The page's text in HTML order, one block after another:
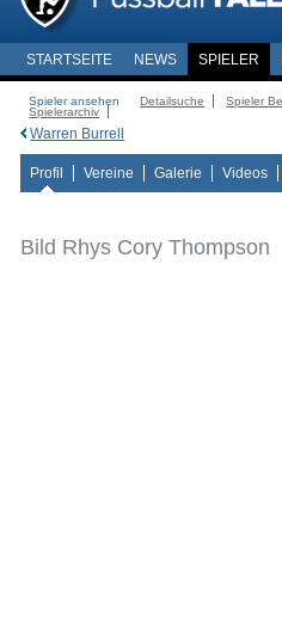
STARTSEITE NEWS SPIELER
Spieler ansehen Detailsuche Spieler
Spielerarchiv
Warren Burrell
Profil Vereine Galerie Videos
Bild Rhys Cory Thompson